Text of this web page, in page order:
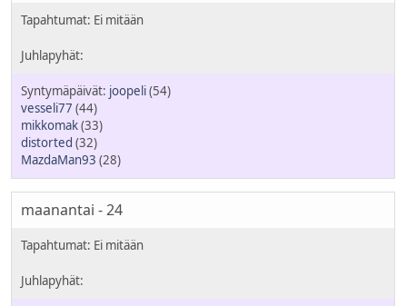
joopeli(54)
vesseli77 (44)
mikkomak(33)
distorted (32)
MazdaMan93 (28)
maanantai - 24